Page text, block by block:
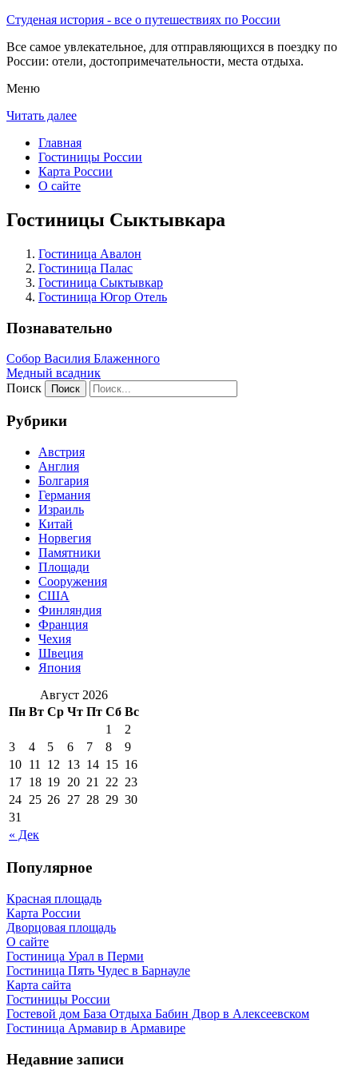
Студеная история - все о путешествиях по России
Все самое увлекательное, для отправляющихся в поездку по
России: отели, достопримечательности, места отдыха.
Меню
Читать далее
Главная
Гостиницы России
Карта России
О сайте
Гостиницы Сыктывкара
Гостиница Авалон
Гостиница Палас
Гостиница Сыктывкар
Гостиница Югор Отель
Познавательно
Собор Василия Блаженного
Медный всадник
Поиск
Рубрики
Австрия
Англия
Болгария
Германия
Израиль
Китай
Норвегия
Памятники
Площади
Сооружения
США
Финляндия
Франция
Чехия
Швеция
Япония
Август 2026
Пн Вт Ср Чт Пт Сб Вс
« Дек
1
2
3
4 5 6 7 8
9
10 11 12 13 14 15 16
17 18 19 20 21 22 23
24 25 26 27 28 29 30
31
Популярное
Красная площадь
Карта России
Дворцовая площадь
О сайте
Гостиница Урал в Перми
Гостиница Пять Чудес в Барнауле
Карта сайта
Гостиницы России
Гостевой дом База Отдыха Бабин Двор в Алексеевском
Гостиница Армавир в Армавире
Недавние записи